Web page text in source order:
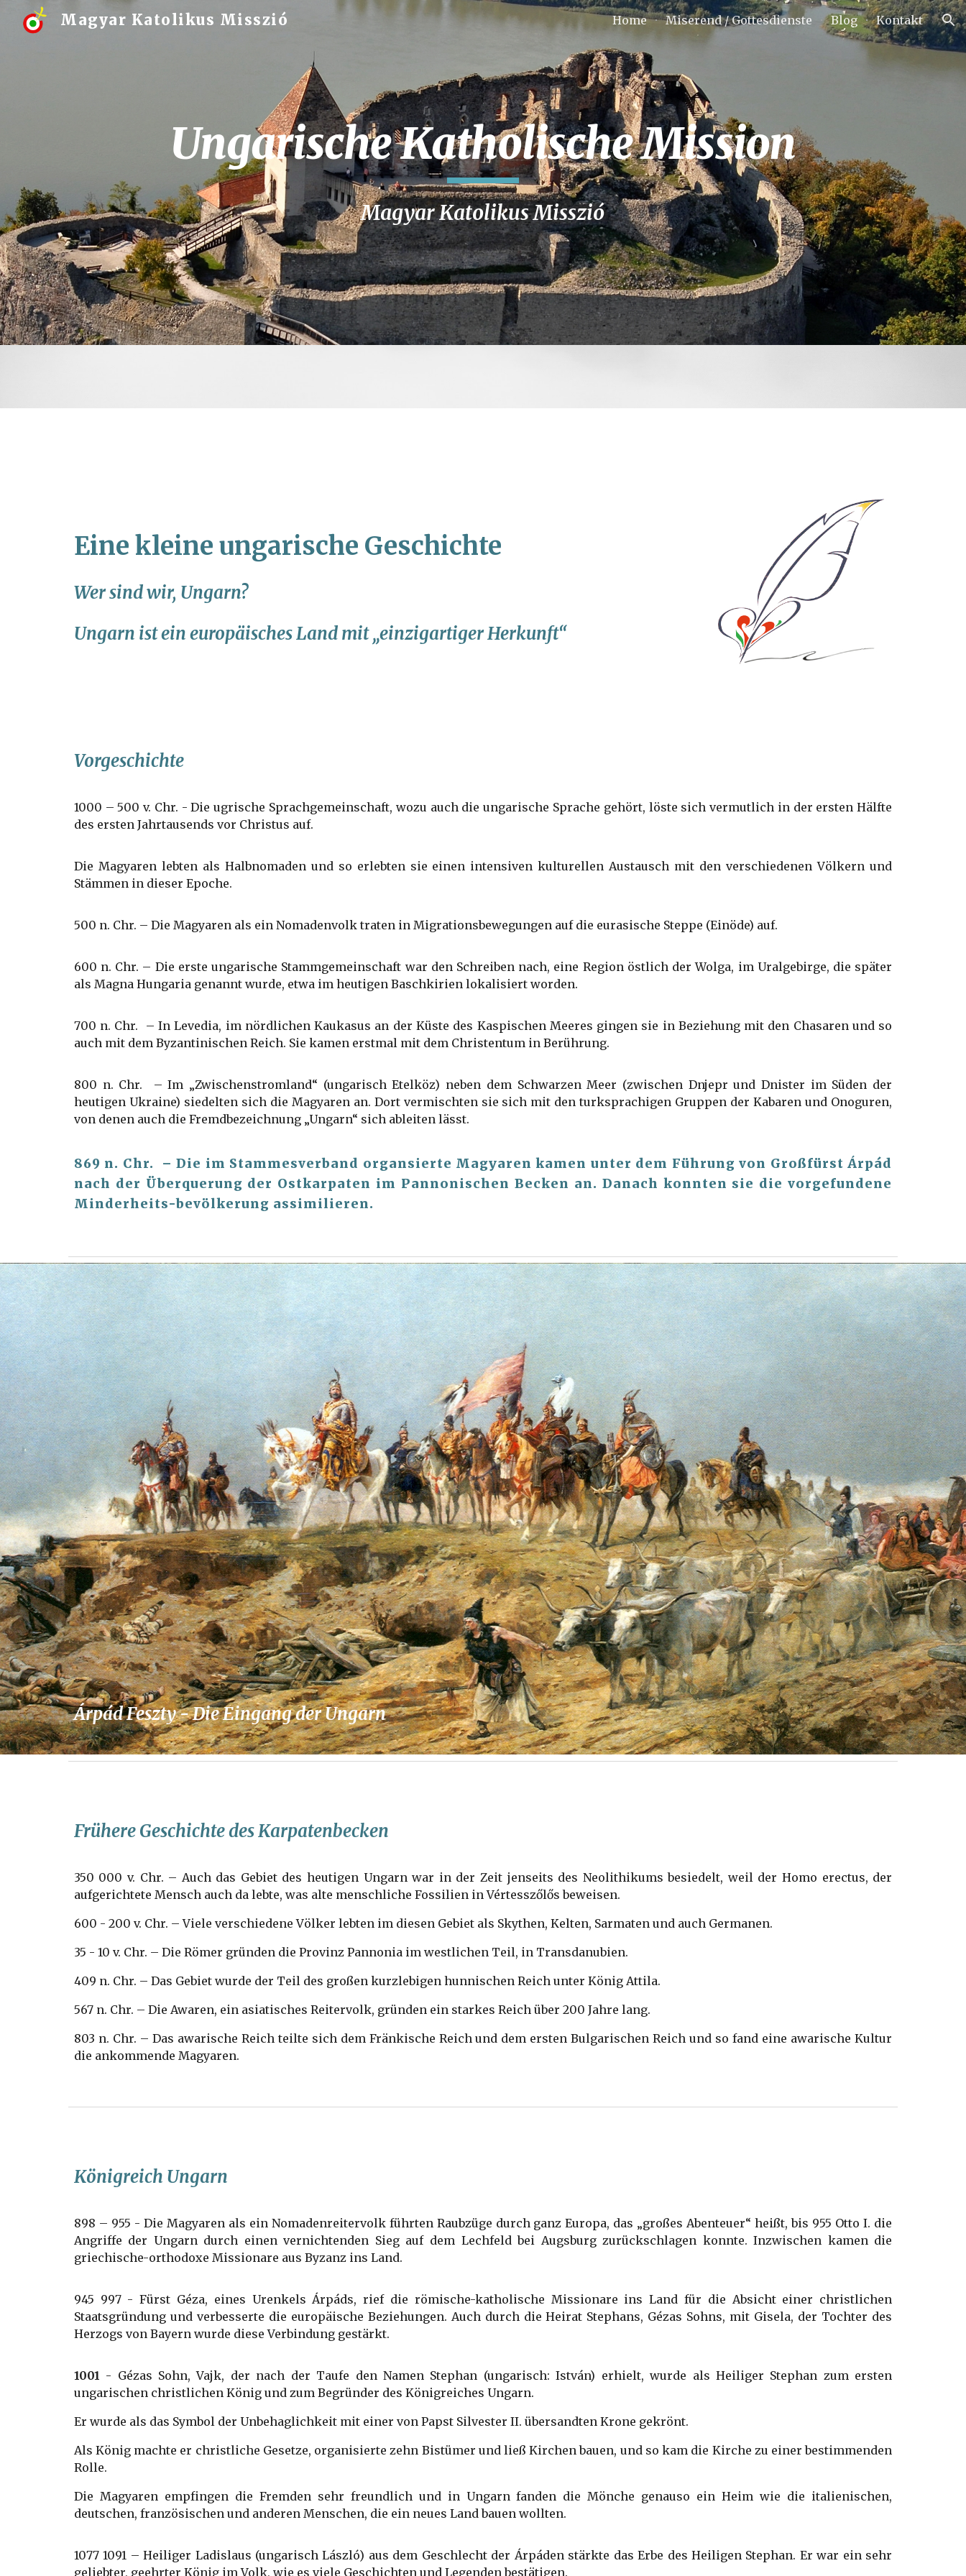
Skip to navigation
Magyar Katolikus Misszió Home Miserend / Gottesdienste Blog Kontakt
Ungarische Katholische Mission
Magyar Katolikus Misszió
Eine kleine ungarische Geschichte
Wer sind wir, Ungarn?
Ungarn ist ein europäisches Land mit „einzigartiger Herkunft“
Vorgeschichte
1000 – 500 v. Chr. - Die ugrische Sprachgemeinschaft, wozu auch die ungarische Sprache gehört, löste sich vermutlich in der ersten Hälfte
des ersten Jahrtausends vor Christus auf.
Die Magyaren lebten als Halbnomaden und so erlebten sie einen intensiven kulturellen Austausch mit den verschiedenen Völkern und
Stämmen in dieser Epoche.
500 n. Chr. – Die Magyaren als ein Nomadenvolk traten in Migrationsbewegungen auf die eurasische Steppe (Einöde) auf.
600 n. Chr. – Die erste ungarische Stammgemeinschaft war den Schreiben nach, eine Region östlich der Wolga, im Uralgebirge, die später
als Magna Hungaria genannt wurde, etwa im heutigen Baschkirien lokalisiert worden.
700 n. Chr. – In Levedia, im nördlichen Kaukasus an der Küste des Kaspischen Meeres gingen sie in Beziehung mit den Chasaren und so
auch mit dem Byzantinischen Reich. Sie kamen erstmal mit dem Christentum in Berührung.
800 n. Chr. – Im „Zwischenstromland“ (ungarisch Etelköz) neben dem Schwarzen Meer (zwischen Dnjepr und Dnister im Süden der
heutigen Ukraine) siedelten sich die Magyaren an. Dort vermischten sie sich mit den turksprachigen Gruppen der Kabaren und Onoguren,
von denen auch die Fremdbezeichnung „Ungarn“ sich ableiten lässt.
869 n. Chr. – Die im Stammesverband organsierte Magyaren kamen unter dem Führung von Großfürst Árpád
nach der Überquerung der Ostkarpaten im Pannonischen Becken an. Danach konnten sie die vorgefundene
Minderheits-bevölkerung assimilieren.
Árpád Feszty - Die Eingang der Ungarn
Frühere Geschichte des Karpatenbecken
350 000 v. Chr. – Auch das Gebiet des heutigen Ungarn war in der Zeit jenseits des Neolithikums besiedelt, weil der Homo erectus, der
aufgerichtete Mensch auch da lebte, was alte menschliche Fossilien in Vértesszőlős beweisen.
600 - 200 v. Chr. – Viele verschiedene Völker lebten im diesen Gebiet als Skythen, Kelten, Sarmaten und auch Germanen.
35 - 10 v. Chr. – Die Römer gründen die Provinz Pannonia im westlichen Teil, in Transdanubien.
409 n. Chr. – Das Gebiet wurde der Teil des großen kurzlebigen hunnischen Reich unter König Attila.
567 n. Chr. – Die Awaren, ein asiatisches Reitervolk, gründen ein starkes Reich über 200 Jahre lang.
803 n. Chr. – Das awarische Reich teilte sich dem Fränkische Reich und dem ersten Bulgarischen Reich und so fand eine awarische Kultur
die ankommende Magyaren.
Königreich Ungarn
898 – 955 - Die Magyaren als ein Nomadenreitervolk führten Raubzüge durch ganz Europa, das „großes Abenteuer“ heißt, bis 955 Otto I. die
Angriffe der Ungarn durch einen vernichtenden Sieg auf dem Lechfeld bei Augsburg zurückschlagen konnte. Inzwischen kamen die
griechische-orthodoxe Missionare aus Byzanz ins Land.
945 997 - Fürst Géza, eines Urenkels Árpáds, rief die römische-katholische Missionare ins Land für die Absicht einer christlichen
Staatsgründung und verbesserte die europäische Beziehungen. Auch durch die Heirat Stephans, Gézas Sohns, mit Gisela, der Tochter des
Herzogs von Bayern wurde diese Verbindung gestärkt.
1001 - Gézas Sohn, Vajk, der nach der Taufe den Namen Stephan (ungarisch: István) erhielt, wurde als Heiliger Stephan zum ersten
ungarischen christlichen König und zum Begründer des Königreiches Ungarn.
Er wurde als das Symbol der Unbehaglichkeit mit einer von Papst Silvester II. übersandten Krone gekrönt.
Als König machte er christliche Gesetze, organisierte zehn Bistümer und ließ Kirchen bauen, und so kam die Kirche zu einer bestimmenden
Rolle.
Die Magyaren empfingen die Fremden sehr freundlich und in Ungarn fanden die Mönche genauso ein Heim wie die italienischen,
deutschen, französischen und anderen Menschen, die ein neues Land bauen wollten.
1077 1091 – Heiliger Ladislaus (ungarisch László) aus dem Geschlecht der Árpáden stärkte das Erbe des Heiligen Stephan. Er war ein sehr
geliebter, geehrter König im Volk, wie es viele Geschichten und Legenden bestätigen.